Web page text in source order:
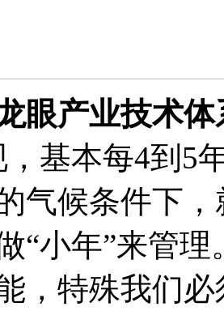
眼产业技术
，基本每4到5
气候条件下
“小年”来管
，特殊我们